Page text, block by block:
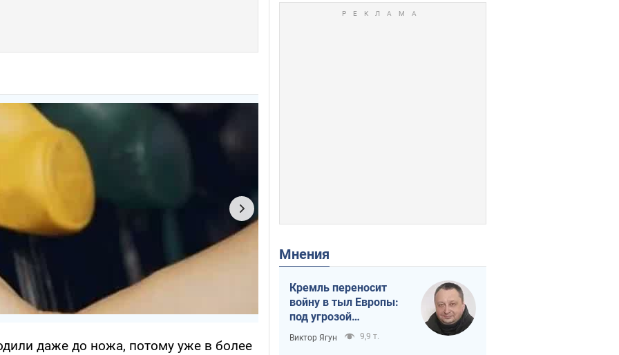
даже до ножа, потому уже в более
Мнения
Кремль переносит
войну в тыл Европы:
под угрозой
критическая
логистика
Виктор Ягун 9,9 т.